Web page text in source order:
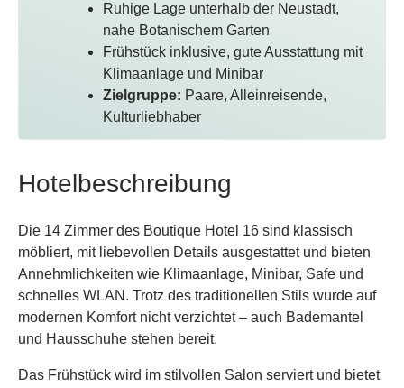
Ruhige Lage unterhalb der Neustadt,
nahe Botanischem Garten
Frühstück inklusive, gute Ausstattung mit
Klimaanlage und Minibar
Zielgruppe: Paare, Alleinreisende,
Kulturliebhaber
Hotelbeschreibung
Die 14 Zimmer des Boutique Hotel 16 sind klassisch
möbliert, mit liebevollen Details ausgestattet und bieten
Annehmlichkeiten wie Klimaanlage, Minibar, Safe und
schnelles WLAN. Trotz des traditionellen Stils wurde auf
modernen Komfort nicht verzichtet – auch Bademantel
und Hausschuhe stehen bereit.
Das Frühstück wird im stilvollen Salon serviert und bietet